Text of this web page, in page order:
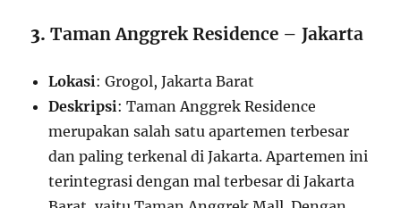
3.Taman Anggrek Residence – Jakarta
Lokasi: Grogol, Jakarta Barat
Deskripsi: Taman Anggrek Residence
merupakan salah satu apartemen terbesar
dan paling terkenal di Jakarta. Apartemen ini
terintegrasi dengan mal terbesar di Jakarta